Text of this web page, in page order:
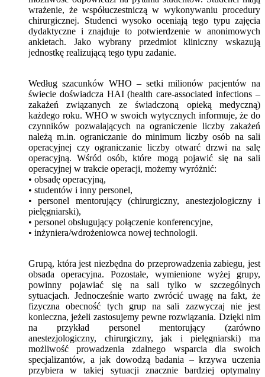
wrażenie, że współuczestniczą w wykonywaniu procedury
chirurgicznej. Studenci wysoko oceniają tego typu zajęcia
dydaktyczne i znajduje to potwierdzenie w anonimowych
ankietach. Jako wybrany przedmiot kliniczny wskazują
jednostkę realizującą tego typu zadanie.
Według szacunków WHO – setki milionów pacjentów na
świecie doświadcza HAI (health care-associated infections –
zakażeń związanych ze świadczoną opieką medyczną)
każdego roku. WHO w swoich wytycznych informuje, że do
czynników pozwalających na ograniczenie liczby zakażeń
należą m.in. ograniczanie do minimum liczby osób na sali
operacyjnej czy ograniczanie liczby otwarć drzwi na salę
operacyjną. Wśród osób, które mogą pojawić się na sali
operacyjnej w trakcie operacji, możemy wyróżnić:
• obsadę operacyjną,
• studentów i inny personel,
• personel mentorujący (chirurgiczny, anestezjologiczny i
pielęgniarski),
• personel obsługujący połączenie konferencyjne,
• inżyniera/wdrożeniowca nowej technologii.
Grupą, która jest niezbędna do przeprowadzenia zabiegu, jest
obsada operacyjna. Pozostałe, wymienione wyżej grupy,
powinny pojawiać się na sali tylko w szczególnych
sytuacjach. Jednocześnie warto zwrócić uwagę na fakt, że
fizyczna obecność tych grup na sali zazwyczaj nie jest
konieczna, jeżeli zastosujemy pewne rozwiązania. Dzięki nim
na przykład personel mentorujący (zarówno
anestezjologiczny, chirurgiczny, jak i pielęgniarski) ma
możliwość prowadzenia zdalnego wsparcia dla swoich
specjalizantów, a jak dowodzą badania – krzywa uczenia
przybiera w takiej sytuacji znacznie bardziej optymalny